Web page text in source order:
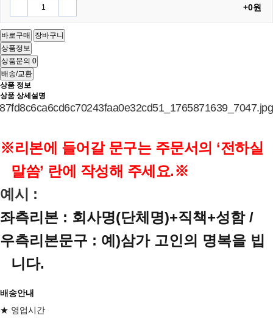
+0원
바로구매
장바구니
상품정보
상품문의 0
배송/교환
상품 정보
상품 상세설명
※리본에 들어갈 문구는 주문서의 ‘전하실
말씀’ 란에 작성해 주세요.※
예시 :
좌측리본 : 회사명(단체명)+직책+성함 /
우측리본문구 : 예)삼가 고인의 명복을 빕
니다.
배송안내
★ 영업시간